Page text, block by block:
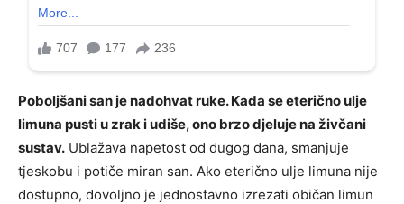
Poboljšani san je nadohvat ruke. Kada se eterično ulje
limuna pusti u zrak i udiše, ono brzo djeluje na živčani
sustav. Ublažava napetost od dugog dana, smanjuje
tjeskobu i potiče miran san. Ako eterično ulje limuna nije
dostupno, dovoljno je jednostavno izrezati običan limun